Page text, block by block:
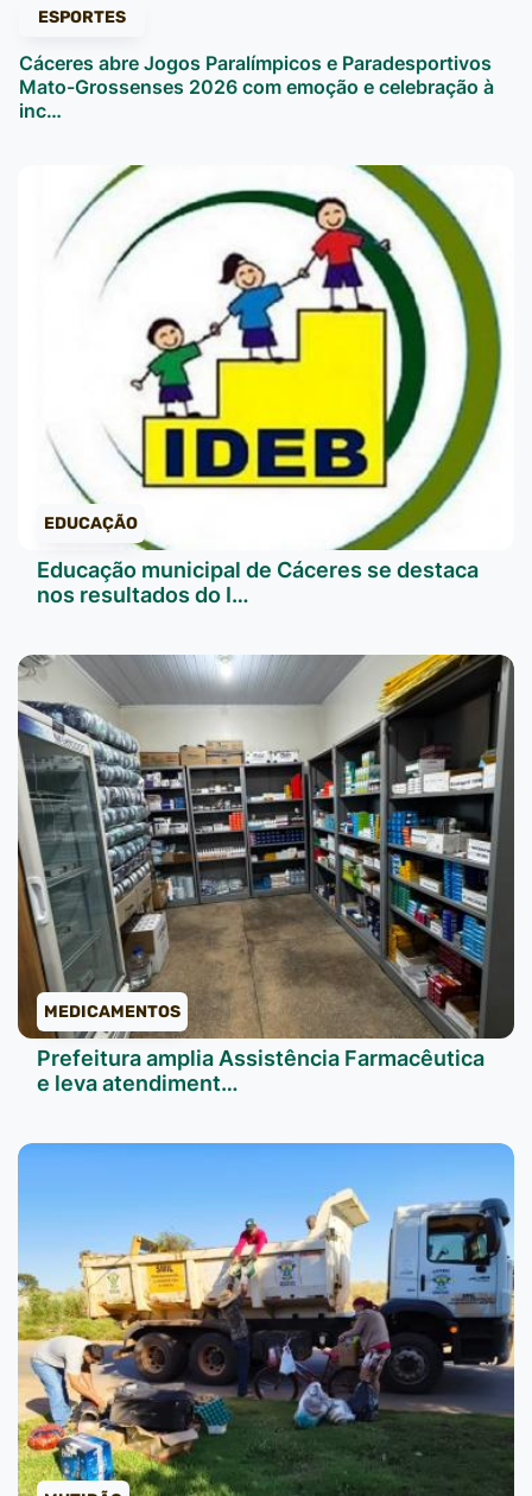
ESPORTES
Cáceres abre Jogos Paralímpicos e Paradesportivos
Mato-Grossenses 2026 com emoção e celebração à
inc…
EDUCAÇÃO
Educação municipal de Cáceres se destaca
nos resultados do I…
MEDICAMENTOS
Prefeitura amplia Assistência Farmacêutica
e leva atendiment…